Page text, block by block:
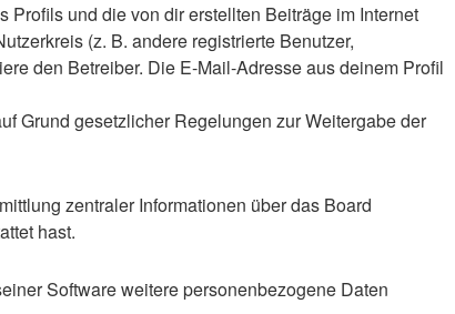
und die von dir erstellten Beiträge im Internet
(z. B. andere registrierte Benutzer,
den Betreiber. Die E-Mail-Adresse aus deinem Profil
Grund gesetzlicher Regelungen zur Weitergabe der
zentraler Informationen über das Board
hast.
Software weitere personenbezogene Daten